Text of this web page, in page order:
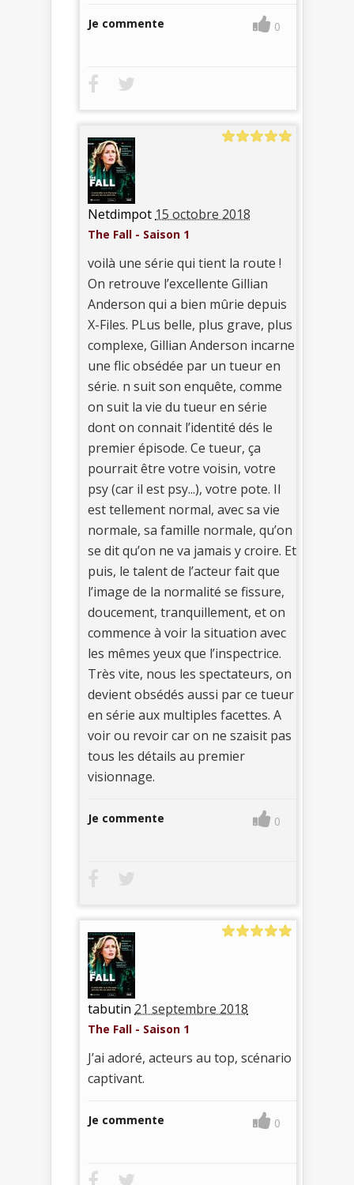
Je commente 0
Netdimpot 15 octobre 2018
The Fall - Saison 1
voilà une série qui tient la route !
On retrouve l’excellente Gillian
Anderson qui a bien mûrie depuis
X-Files. PLus belle, plus grave, plus
complexe, Gillian Anderson incarne
une flic obsédée par un tueur en
série. n suit son enquête, comme
on suit la vie du tueur en série
dont on connait l’identité dés le
premier épisode. Ce tueur, ça
pourrait être votre voisin, votre
psy (car il est psy...), votre pote. Il
est tellement normal, avec sa vie
normale, sa famille normale, qu’on
se dit qu’on ne va jamais y croire. Et
puis, le talent de l’acteur fait que
l’image de la normalité se fissure,
doucement, tranquillement, et on
commence à voir la situation avec
les mêmes yeux que l’inspectrice.
Très vite, nous les spectateurs, on
devient obsédés aussi par ce tueur
en série aux multiples facettes. A
voir ou revoir car on ne szaisit pas
tous les détails au premier
visionnage.
Je commente 0
tabutin 21 septembre 2018
The Fall - Saison 1
J’ai adoré, acteurs au top, scénario
captivant.
Je commente 0